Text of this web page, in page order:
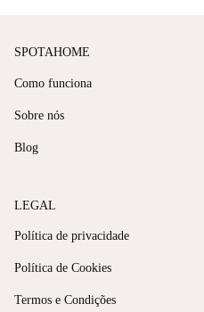
SPOTAHOME
Como funciona
Sobre nós
Blog
LEGAL
Política de privacidade
Política de Cookies
Termos e Condições